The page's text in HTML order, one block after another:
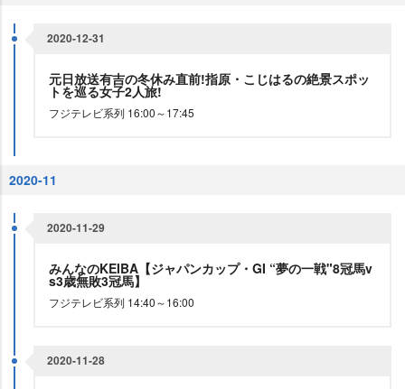
2020-12-31
元日放送有吉の冬休み直前!指原・こじはるの絶景スポッ
トを巡る女子2人旅!
フジテレビ系列 16:00～17:45
2020-11
2020-11-29
みんなのKEIBA【ジャパンカップ・GI “夢の一戦"8冠馬v
s3歳無敗3冠馬】
フジテレビ系列 14:40～16:00
2020-11-28